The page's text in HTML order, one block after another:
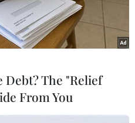
Debt? The "Relief
From You